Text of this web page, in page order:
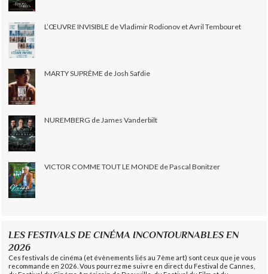
L’ŒUVRE INVISIBLE de Vladimir Rodionov et Avril Tembouret
MARTY SUPRÊME de Josh Safdie
NUREMBERG de James Vanderbilt
VICTOR COMME TOUT LE MONDE de Pascal Bonitzer
LES FESTIVALS DE CINÉMA INCONTOURNABLES EN
2026
Ces festivals de cinéma (et évènements liés au 7ème art) sont ceux que je vous
recommande en 2026. Vous pourrez me suivre en direct du Festival de Cannes,